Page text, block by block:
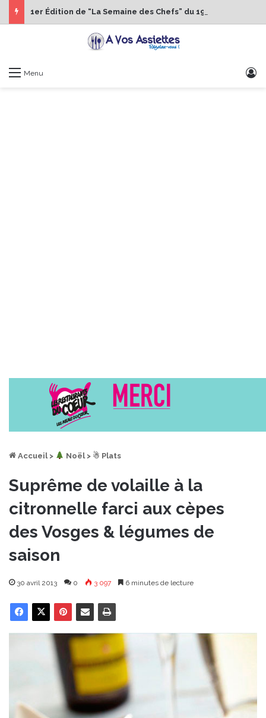
Menu
Accueil > ︎ Noël > ☃ Plats
Suprême de volaille à la
citronnelle farci aux cèpes
des Vosges & légumes de
saison
30 avril 2013 0 3 097 6 minutes de lecture